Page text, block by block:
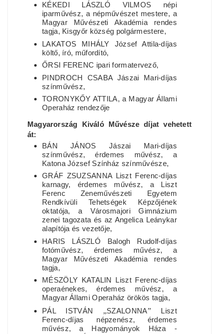
KÉKEDI LÁSZLÓ VILMOS népi
iparművész, a népművészet mestere, a
Magyar Művészeti Akadémia rendes
tagja, Kisgyőr község polgármestere,
LAKATOS MIHÁLY József Attila-díjas
költő, író, műfordító,
ŐRSI FERENC ipari formatervező,
PINDROCH CSABA Jászai Mari-díjas
színművész,
TORONYKŐY ATTILA, a Magyar Állami
Operaház rendezője
Magyarország Kiváló Művésze díjat vehetett
át:
BÁN JÁNOS Jászai Mari-díjas
színművész, érdemes művész, a
Katona József Színház színművésze,
GRÁF ZSUZSANNA Liszt Ferenc-díjas
karnagy, érdemes művész, a Liszt
Ferenc Zeneművészeti Egyetem
Rendkívüli Tehetségek Képzőjének
oktatója, a Városmajori Gimnázium
zenei tagozata és az Angelica Leánykar
alapítója és vezetője,
HARIS LÁSZLÓ Balogh Rudolf-díjas
fotóművész, érdemes művész, a
Magyar Művészeti Akadémia rendes
tagja,
MÉSZÖLY KATALIN Liszt Ferenc-díjas
operaénekes, érdemes művész, a
Magyar Állami Operaház örökös tagja,
PÁL ISTVÁN „SZALONNA”Liszt
Ferenc-díjas népzenész, érdemes
művész, a Hagyományok Háza -